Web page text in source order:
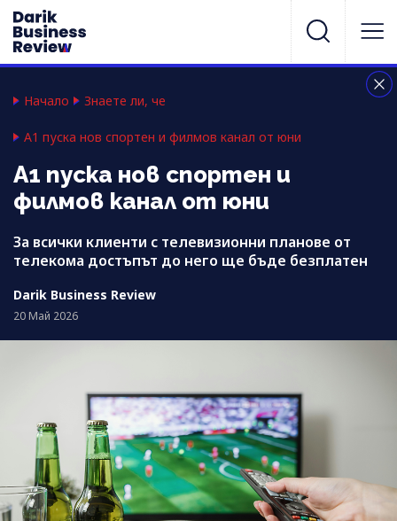
Начало Знаете ли, че
А1 пуска нов спортен и филмов канал от юни
А1 пуска нов спортен и
филмов канал от юни
За всички клиенти с телевизионни планове от
телекома достъпът до него ще бъде безплатен
Darik Business Review
20 Май 2026